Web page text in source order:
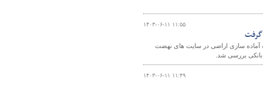
۱۴۰۳-۰۶-۱۱ ۱۱:۵۵
گرفت
آماده سازی اراضی در سایت های نهضت
بررسی شد.
۱۴۰۳-۰۶-۱۱ ۱۱:۴۹